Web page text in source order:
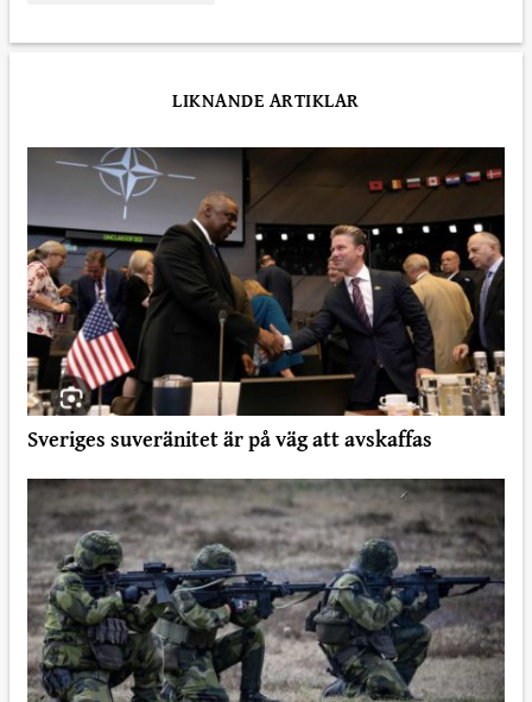
LIKNANDE ARTIKLAR
Sveriges suveränitet är på väg att avskaffas